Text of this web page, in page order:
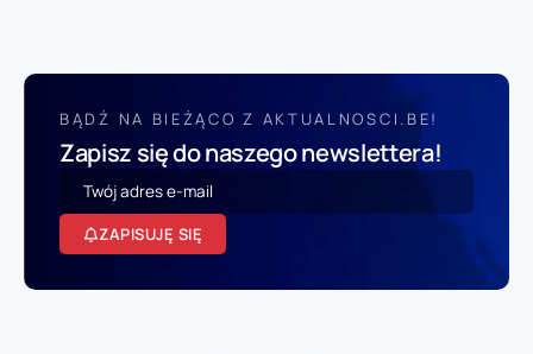
BĄDŹ NA BIEŻĄCO Z AKTUALNOSCI.BE!
Zapisz się do naszego newslettera!
ZAPISUJĘ SIĘ